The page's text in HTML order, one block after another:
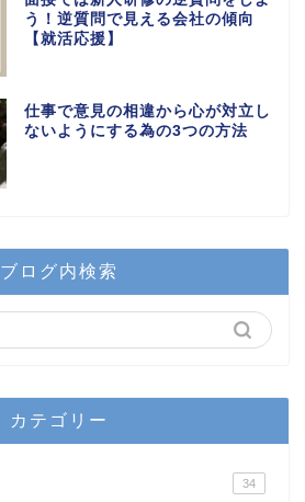
う！逆質問で見える会社の傾向
【就活応援】
仕事で意見の相違から心が対立し
ないようにする為の3つの方法
ブログ内検索
カテゴリー
34